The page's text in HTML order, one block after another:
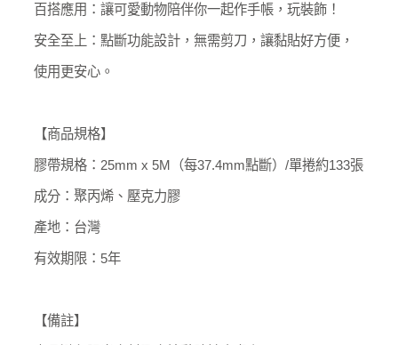
百搭應用：讓可愛動物陪伴你一起作手帳，玩裝飾！
安全至上：點斷功能設計，無需剪刀，讓黏貼好方便，
使用更安心。
【商品規格】
膠帶規格：25mm x 5M（每37.4mm點斷）/單捲約133張
成分：聚丙烯、壓克力膠
產地：台灣
有效期限：5年
【備註】